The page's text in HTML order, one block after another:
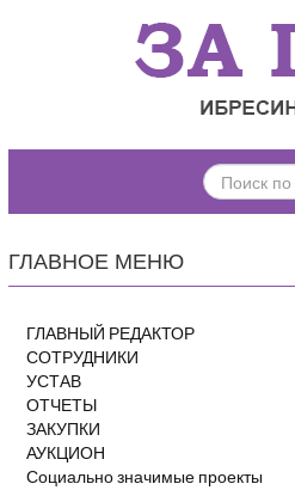
ПОИСК
ПО
ГЛАВНОЕ МЕНЮ
ГЛАВНЫЙ РЕДАКТОР
СОТРУДНИКИ
УСТАВ
ОТЧЕТЫ
ЗАКУПКИ
АУКЦИОН
Социально значимые проекты